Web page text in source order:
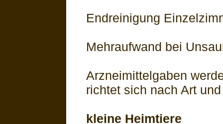
Endreinigung
Mehraufwand bei
Arzneimittelgaben
richtet sich nach Art
kleine Heimtiere